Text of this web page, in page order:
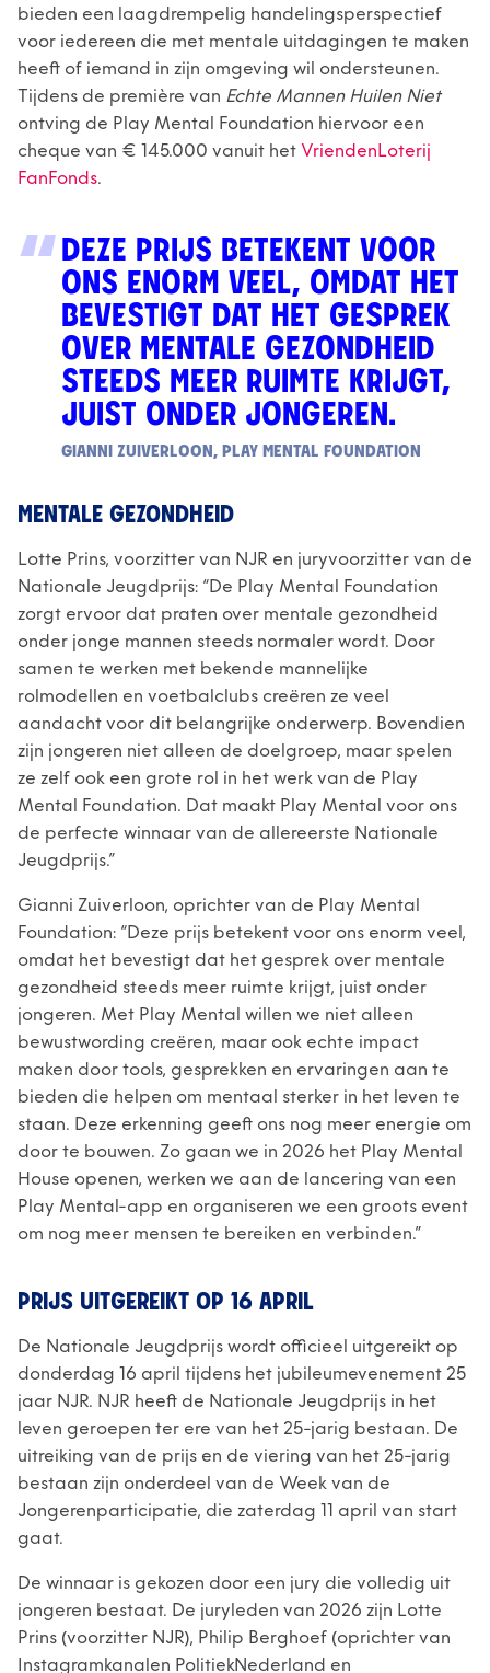
bieden een laagdrempelig handelingsperspectief
voor iedereen die met mentale uitdagingen te maken
heeft of iemand in zijn omgeving wil ondersteunen.
Tijdens de première van Echte Mannen Huilen Niet
ontving de Play Mental Foundation hiervoor een
cheque van € 145.000 vanuit het VriendenLoterij
FanFonds.
DEZE PRIJS BETEKENT VOOR
ONS ENORM VEEL, OMDAT HET
BEVESTIGT DAT HET GESPREK
OVER MENTALE GEZONDHEID
STEEDS MEER RUIMTE KRIJGT,
JUIST ONDER JONGEREN.
GIANNI ZUIVERLOON, PLAY MENTAL FOUNDATION
MENTALE GEZONDHEID
Lotte Prins, voorzitter van NJR en juryvoorzitter van de
Nationale Jeugdprijs: “De Play Mental Foundation
zorgt ervoor dat praten over mentale gezondheid
onder jonge mannen steeds normaler wordt. Door
samen te werken met bekende mannelijke
rolmodellen en voetbalclubs creëren ze veel
aandacht voor dit belangrijke onderwerp. Bovendien
zijn jongeren niet alleen de doelgroep, maar spelen
ze zelf ook een grote rol in het werk van de Play
Mental Foundation. Dat maakt Play Mental voor ons
de perfecte winnaar van de allereerste Nationale
Jeugdprijs.”
Gianni Zuiverloon, oprichter van de Play Mental
Foundation: “Deze prijs betekent voor ons enorm veel,
omdat het bevestigt dat het gesprek over mentale
gezondheid steeds meer ruimte krijgt, juist onder
jongeren. Met Play Mental willen we niet alleen
bewustwording creëren, maar ook echte impact
maken door tools, gesprekken en ervaringen aan te
bieden die helpen om mentaal sterker in het leven te
staan. Deze erkenning geeft ons nog meer energie om
door te bouwen. Zo gaan we in 2026 het Play Mental
House openen, werken we aan de lancering van een
Play Mental-app en organiseren we een groots event
om nog meer mensen te bereiken en verbinden.”
PRIJS UITGEREIKT OP 16 APRIL
De Nationale Jeugdprijs wordt officieel uitgereikt op
donderdag 16 april tijdens het jubileumevenement 25
jaar NJR. NJR heeft de Nationale Jeugdprijs in het
leven geroepen ter ere van het 25-jarig bestaan. De
uitreiking van de prijs en de viering van het 25-jarig
bestaan zijn onderdeel van de Week van de
Jongerenparticipatie, die zaterdag 11 april van start
gaat.
De winnaar is gekozen door een jury die volledig uit
jongeren bestaat. De juryleden van 2026 zijn Lotte
Prins (voorzitter NJR), Philip Berghoef (oprichter van
Instagramkanalen PolitiekNederland en